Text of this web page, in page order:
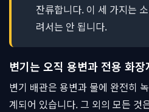
잔류합니다. 이 세 가지는
려서는 안 됩니다.
변기는 오직 용변과 전용 화
변기 배관은 용변과 물에 완전히
계되어 있습니다. 그 외의 모든 것